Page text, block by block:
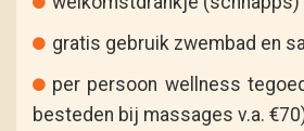
gratis gebruik zwembad en
per persoon wellness
besteden bij massages v.a.